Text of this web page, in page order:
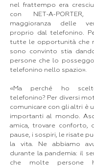
nel frattempo era
con NET-A-
maggioranza delle
proprio dal telefonino.
tutte le opportunità che
sono convinto stia
persone che lo
telefonino nello spazio».
«Ma perché ho
telefonino? Per diversi
comunicare con gli altri è
importanti al mondo.
amica, trovare conforto,
pause, i sospiri, le risate
la vita. Ne abbiamo
durante la pandemia: il
che molte persone